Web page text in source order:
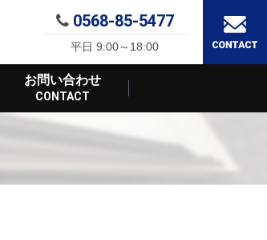
0568-85-5477
平日 9:00～18:00
お問い合わせ
CONTACT